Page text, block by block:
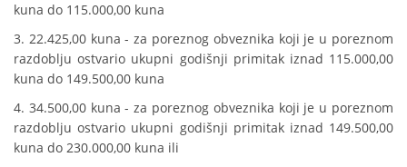
kuna do 115.000,00 kuna
3. 22.425,00 kuna - za poreznog obveznika koji je u poreznom
razdoblju ostvario ukupni godišnji primitak iznad 115.000,00
kuna do 149.500,00 kuna
4. 34.500,00 kuna - za poreznog obveznika koji je u poreznom
razdoblju ostvario ukupni godišnji primitak iznad 149.500,00
kuna do 230.000,00 kuna ili